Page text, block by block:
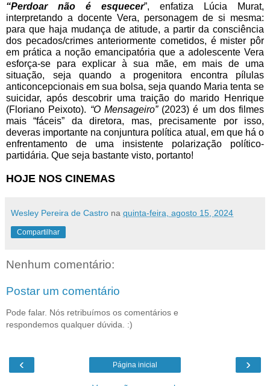
“Perdoar não é esquecer”, enfatiza Lúcia Murat,
interpretando a docente Vera, personagem de si mesma:
para que haja mudança de atitude, a partir da consciência
dos pecados/crimes anteriormente cometidos, é mister pôr
em prática a noção emancipatória que a adolescente Vera
esforça-se para explicar à sua mãe, em mais de uma
situação, seja quando a progenitora encontra pílulas
anticoncepcionais em sua bolsa, seja quando Maria tenta se
suicidar, após descobrir uma traição do marido Henrique
(Floriano Peixoto). “O Mensageiro” (2023) é um dos filmes
mais “fáceis” da diretora, mas, precisamente por isso,
deveras importante na conjuntura política atual, em que há o
enfrentamento de uma insistente polarização político-
partidária. Que seja bastante visto, portanto!
HOJE NOS CINEMAS
Wesley Pereira de Castro na quinta-feira, agosto 15, 2024
Compartilhar
Nenhum comentário:
Postar um comentário
Pode falar. Nós retribuímos os comentários e
respondemos qualquer dúvida. :)
‹ ›
Página inicial